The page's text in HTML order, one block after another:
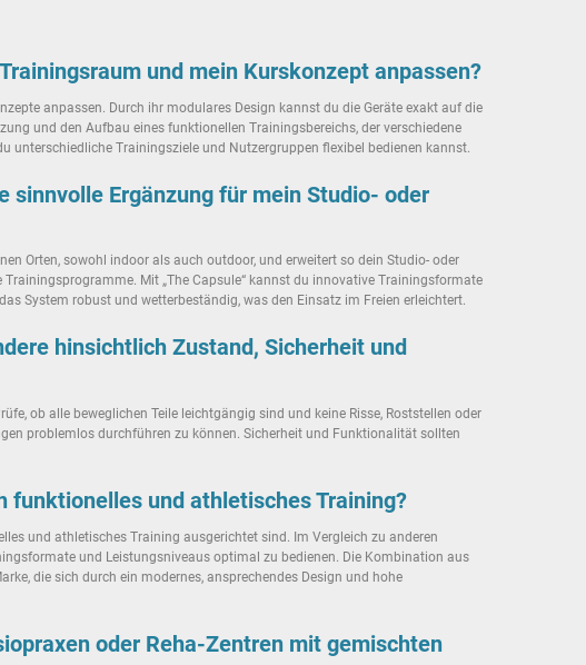
und mein Kurskonzept anpassen?
anpassen. Durch ihr modulares Design kannst du die Geräte exakt auf die
und den Aufbau eines funktionellen Trainingsbereichs, der verschiedene
unterschiedliche Trainingsziele und Nutzergruppen flexibel bedienen kannst.
sinnvolle Ergänzung für mein Studio- oder
Orten, sowohl indoor als auch outdoor, und erweitert so dein Studio- oder
Mit „The Capsule“ kannst du innovative Trainingsformate
System robust und wetterbeständig, was den Einsatz im Freien erleichtert.
hinsichtlich Zustand, Sicherheit und
ob alle beweglichen Teile leichtgängig sind und keine Risse, Roststellen oder
problemlos durchführen zu können. Sicherheit und Funktionalität sollten
funktionelles und athletisches Training?
und athletisches Training ausgerichtet sind. Im Vergleich zu anderen
und Leistungsniveaus optimal zu bedienen. Die Kombination aus
die sich durch ein modernes, ansprechendes Design und hohe
oder Reha-Zentren mit gemischten